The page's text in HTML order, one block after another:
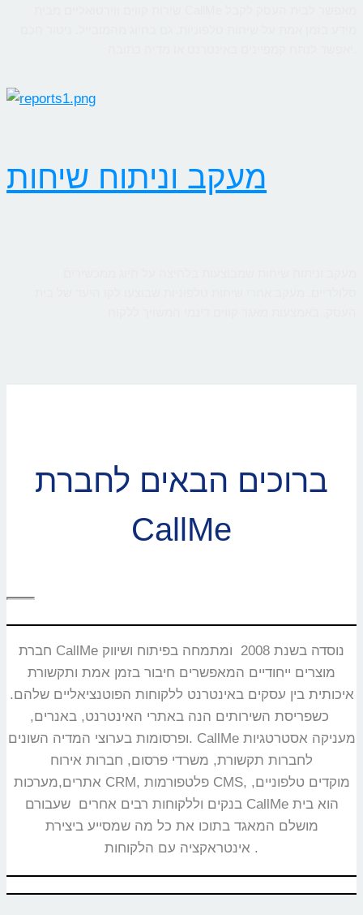
מעקב וניתוח שיחות
ברוכים הבאים לחברת
CallMe
חברת CallMe נוסדה בשנת 2008 ומתמחה בפיתוח ושיווק
מוצרים ייחודיים המאפשרים חיבור בזמן אמת ותקשורת
איכותית בין עסקים באינטרנט ללקוחות הפוטנציאליים שלהם.
כשפריסת השירותים הנה באתרי האינטרנט, באנרים,
ופרסומות בערוצי המדיה השונים. CallMe מעניקה אסטרטגיות
לחברות תקשורת, משרדי פרסום, חברות אירוח
אתרים,מערכות CRM, פלטפורמות CMS, מוקדים טלפוניים,
בנקים וללקוחות רבים אחרים שעבורם CallMe הוא בית
מושלם המאגד בתוכו את כל מה שמסייע ביצירת
אינטראקציה עם הלקוחות.